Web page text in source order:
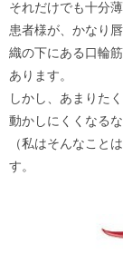
それだけでも十分薄
患者様が、かなり
織の下にある口輪
あります。
しかし、あまりた
動かしにくくなる
（私はそんなこと
す。